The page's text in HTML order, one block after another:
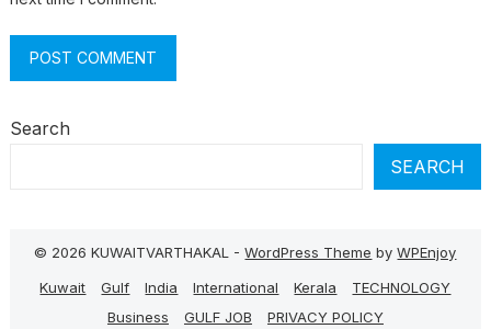
Search
SEARCH
© 2026 KUWAITVARTHAKAL -WordPress Theme byWPEnjoy
Kuwait
Gulf India International Kerala
TECHNOLOGY
Business
GULF JOB PRIVACY POLICY